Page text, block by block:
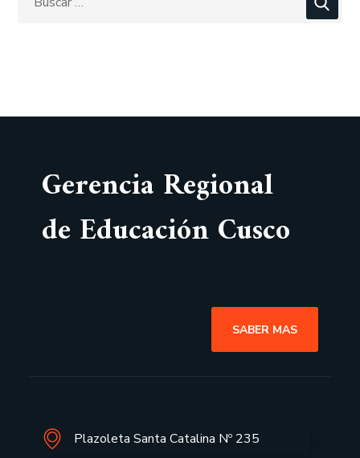
Gerencia Regional
de Educación Cusco
SABER MAS
Plazoleta Santa Catalina Nº 235